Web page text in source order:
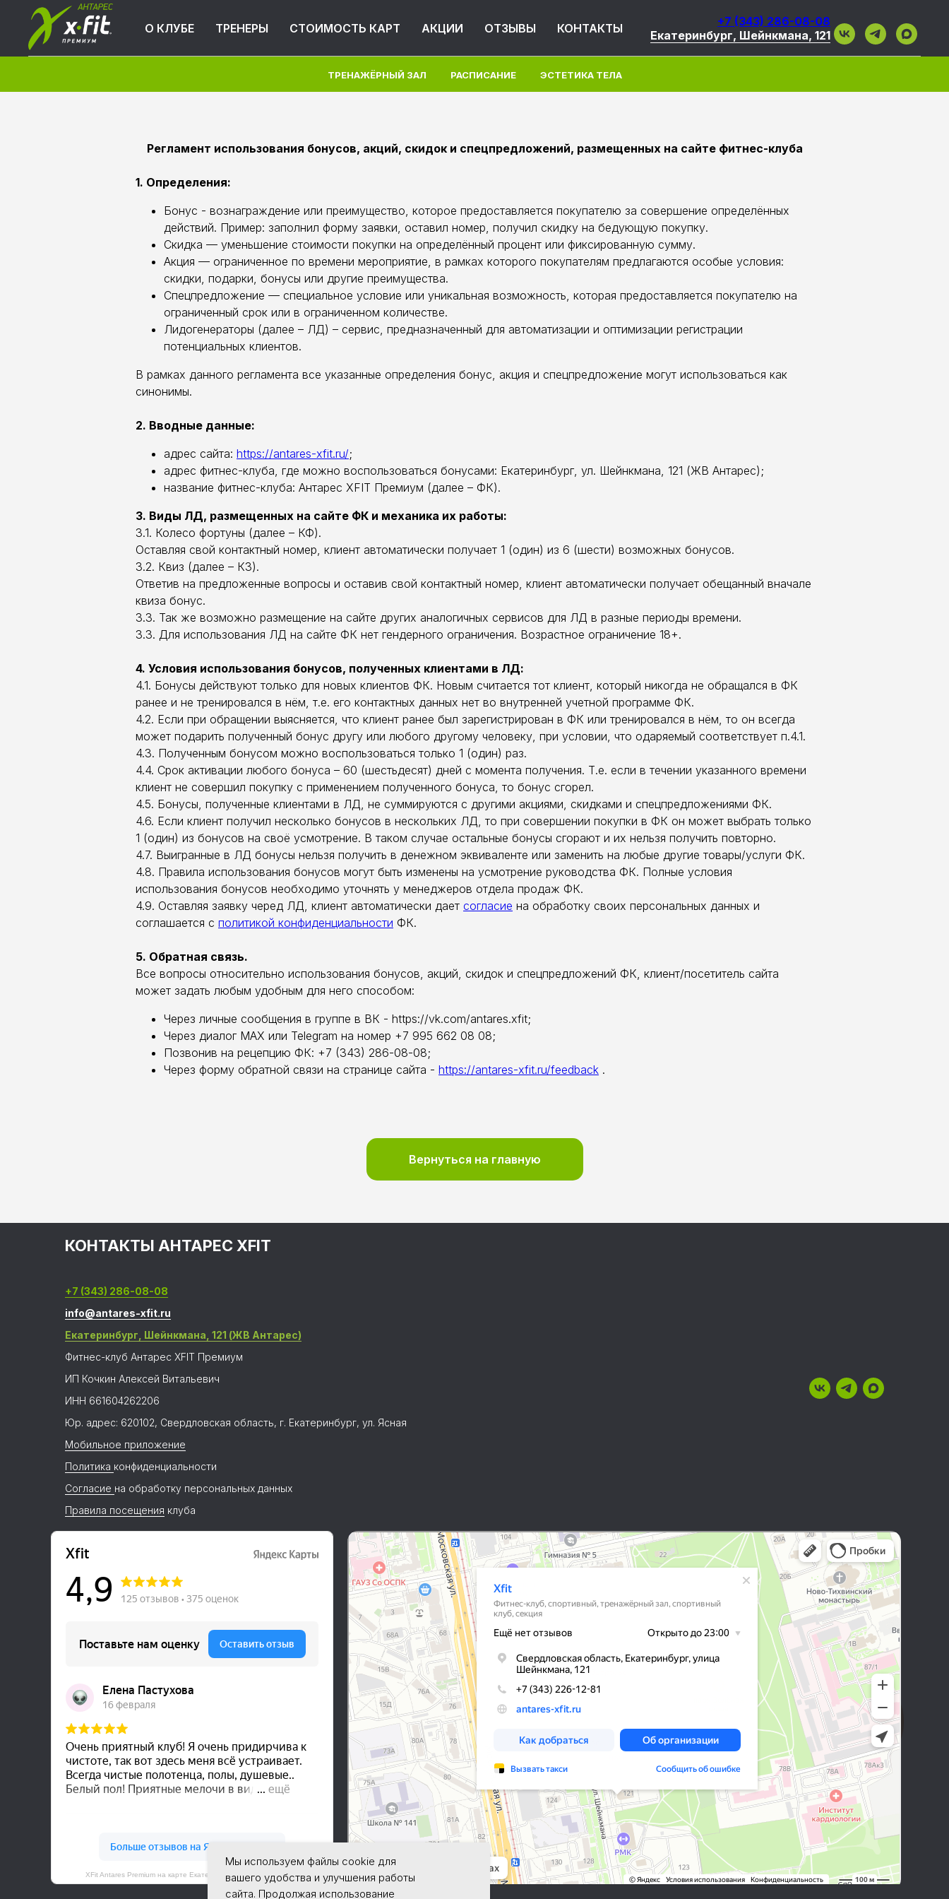
О КЛУБЕ ТРЕНЕРЫ СТОИМОСТЬ КАРТ АКЦИИ ОТЗЫВЫ КОНТАКТЫ
+7 (343) 286-08-08
Екатеринбург, Шейнкмана, 121
ТРЕНАЖЁРНЫЙ ЗАЛ РАСПИСАНИЕ ЭСТЕТИКА ТЕЛА
Регламент использования бонусов, акций, скидок и спецпредложений, размещенных на сайте фитнес-клуба
1. Определения:
Бонус - вознаграждение или преимущество, которое предоставляется покупателю за совершение определённых
действий. Пример: заполнил форму заявки, оставил номер, получил скидку на бедующую покупку.
Скидка — уменьшение стоимости покупки на определённый процент или фиксированную сумму.
Акция — ограниченное по времени мероприятие, в рамках которого покупателям предлагаются особые условия:
скидки, подарки, бонусы или другие преимущества.
Спецпредложение — специальное условие или уникальная возможность, которая предоставляется покупателю на
ограниченный срок или в ограниченном количестве.
Лидогенераторы (далее – ЛД) – сервис, предназначенный для автоматизации и оптимизации регистрации
потенциальных клиентов.
В рамках данного регламента все указанные определения бонус, акция и спецпредложение могут использоваться как
синонимы.
2. Вводные данные:
адрес сайта: https://antares-xfit.ru/;
адрес фитнес-клуба, где можно воспользоваться бонусами: Екатеринбург, ул. Шейнкмана, 121 (ЖВ Антарес);
название фитнес-клуба: Антарес XFIT Премиум (далее – ФК).
3. Виды ЛД, размещенных на сайте ФК и механика их работы:
3.1. Колесо фортуны (далее – КФ).
Оставляя свой контактный номер, клиент автоматически получает 1 (один) из 6 (шести) возможных бонусов.
3.2. Квиз (далее – КЗ).
Ответив на предложенные вопросы и оставив свой контактный номер, клиент автоматически получает обещанный вначале
квиза бонус.
3.3. Так же возможно размещение на сайте других аналогичных сервисов для ЛД в разные периоды времени.
3.3. Для использования ЛД на сайте ФК нет гендерного ограничения. Возрастное ограничение 18+.
4. Условия использования бонусов, полученных клиентами в ЛД:
4.1. Бонусы действуют только для новых клиентов ФК. Новым считается тот клиент, который никогда не обращался в ФК
ранее и не тренировался в нём, т.е. его контактных данных нет во внутренней учетной программе ФК.
4.2. Если при обращении выясняется, что клиент ранее был зарегистрирован в ФК или тренировался в нём, то он всегда
может подарить полученный бонус другу или любого другому человеку, при условии, что одаряемый соответствует п.4.1.
4.3. Полученным бонусом можно воспользоваться только 1 (один) раз.
4.4. Срок активации любого бонуса – 60 (шестьдесят) дней с момента получения. Т.е. если в течении указанного времени
клиент не совершил покупку с применением полученного бонуса, то бонус сгорел.
4.5. Бонусы, полученные клиентами в ЛД, не суммируются с другими акциями, скидками и спецпредложениями ФК.
4.6. Если клиент получил несколько бонусов в нескольких ЛД, то при совершении покупки в ФК он может выбрать только
1 (один) из бонусов на своё усмотрение. В таком случае остальные бонусы сгорают и их нельзя получить повторно.
4.7. Выигранные в ЛД бонусы нельзя получить в денежном эквиваленте или заменить на любые другие товары/услуги ФК.
4.8. Правила использования бонусов могут быть изменены на усмотрение руководства ФК. Полные условия
использования бонусов необходимо уточнять у менеджеров отдела продаж ФК.
4.9. Оставляя заявку черед ЛД, клиент автоматически дает согласие на обработку своих персональных данных и
соглашается с политикой конфиденциальности ФК.
5. Обратная связь.
Все вопросы относительно использования бонусов, акций, скидок и спецпредложений ФК, клиент/посетитель сайта
может задать любым удобным для него способом:
Через личные сообщения в группе в ВК - https://vk.com/antares.xfit;
Через диалог MAX или Telegram на номер +7 995 662 08 08;
Позвонив на рецепцию ФК: +7 (343) 286-08-08;
Через форму обратной связи на странице сайта - https://antares-xfit.ru/feedback .
Вернуться на главную
Мы используем файлы cookie для
вашего удобства и улучшения работы
сайта. Продолжая использование
КОНТАКТЫ АНТАРЕС XFIT
+7 (343) 286-08-08
info@antares-xfit.ru
Екатеринбург, Шейнкмана, 121 (ЖВ Антарес)
Фитнес-клуб Антарес XFIT Премиум
ИП Кочкин Алексей Витальевич
ИНН 661604262206
Юр. адрес: 620102, Свердловская область, г. Екатеринбург, ул. Ясная
Мобильное приложение
Политика конфиденциальности
Согласие на обработку персональных данных
Правила посещения клуба
XFit Antares Premium на карте Екатеринбурга — Яндекс Карты
XFit Antares Premium
Фитнес-клуб в Екатеринбурге
Спортивный клуб, секция в Екатеринбурге